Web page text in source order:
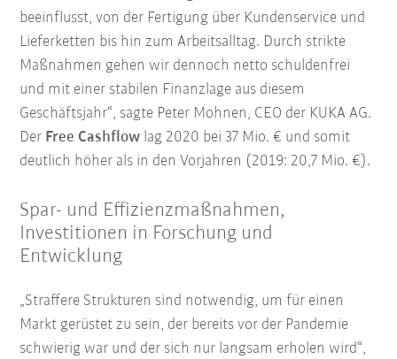
beeinflusst, von der Fertigung über Kundenservice und
Lieferketten bis hin zum Arbeitsalltag. Durch strikte
Maßnahmen gehen wir dennoch netto schuldenfrei
und mit einer stabilen Finanzlage aus diesem
Geschäftsjahr“, sagte Peter Mohnen, CEO der KUKA AG.
Der Free Cashflow lag 2020 bei 37 Mio. € und somit
deutlich höher als in den Vorjahren (2019: 20,7 Mio. €).
Spar- und Effizienzmaßnahmen,
Investitionen in Forschung und
Entwicklung
„Straffere Strukturen sind notwendig, um für einen
Markt gerüstet zu sein, der bereits vor der Pandemie
schwierig war und der sich nur langsam erholen wird“,